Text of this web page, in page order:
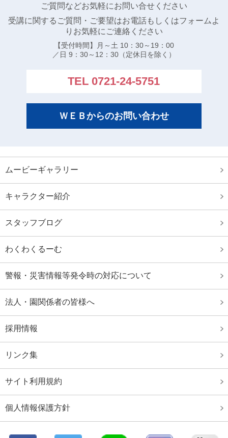
第１１回紀州合同記録会
大阪府室内水泳競技大会
第７７回 いちご一会とちぎ国体 出場者
夏の全国大会出場者
関西選手権ジュニア水泳競技大会結果
関西選手権水路水泳競技大会結果
大阪府春季室内水泳競技大会結果
大阪ジュニア春季水泳競技大会結果
第４４回全国ＪＯＣジュニアオリンピック春季水泳競
技大会出場者
浜名湾長水路選手権水泳競技大会
大阪府ジュニア水泳競技大会
大阪府室内選手権水泳競技大会結果
第４４回全国ＪＯＣジュニアオリンピック夏季水泳競
技大結果
全国中学校水泳競技大会結果
第４４回全国ＪＯＣジュニアオリンピック夏季水泳競
第８９回日本高等学校選手権水泳競技大会 出場者
日本選手権水泳競技大会 優勝 日本新記録樹立
ご質問などお気軽にお問い合せください
受講に関するご質問・ご要望はお電話もしくはフォームよ
りお気軽にご連絡ください
【受付時間】月～土 10：30～19：00
／日 9：30～12：30（定休日を除く）
TEL 0721-24-5751
ＷＥＢからのお問い合わせ
ムービーギャラリー
キャラクター紹介
スタッフブログ
わくわくるーむ
警報・災害情報等発令時の対応について
法人・園関係者の皆様へ
採用情報
リンク集
サイト利用規約
個人情報保護方針